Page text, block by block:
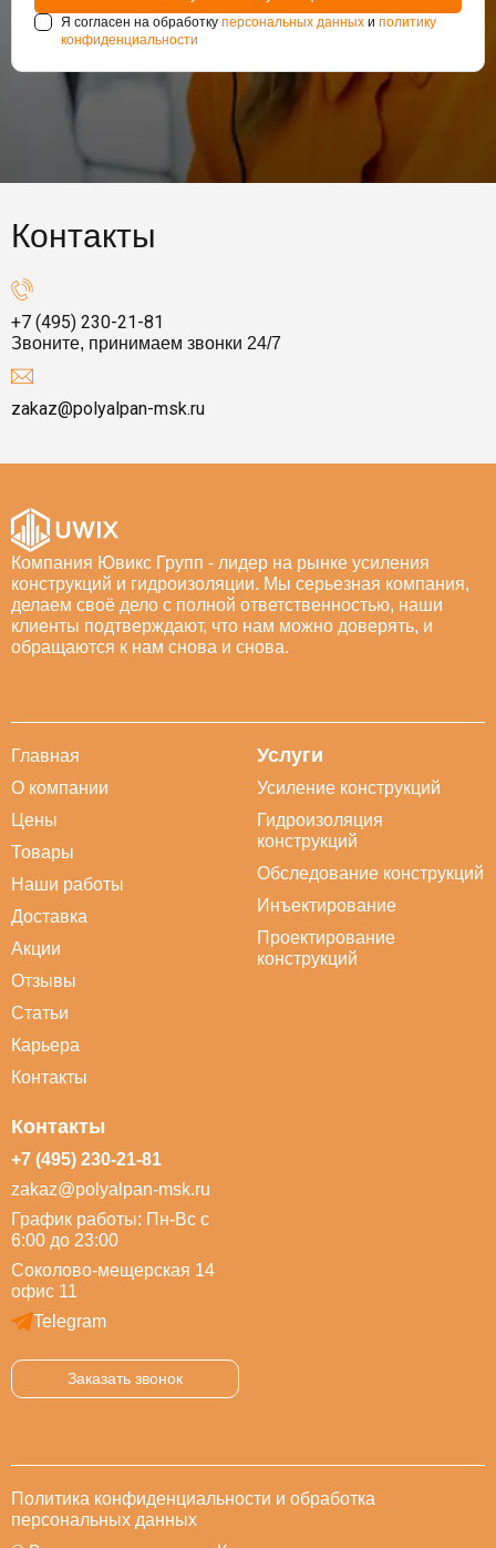
Я согласен на обработку персональных данных и политику
конфиденциальности
Контакты
+7 (495) 230-21-81
Звоните, принимаем звонки 24/7
zakaz@polyalpan-msk.ru
Компания Ювикс Групп - лидер на рынке усиления
конструкций и гидроизоляции. Мы серьезная компания,
делаем своё дело с полной ответственностью, наши
клиенты подтверждают, что нам можно доверять, и
обращаются к нам снова и снова.
Главная
О компании
Цены
Товары
Наши работы
Доставка
Акции
Отзывы
Статьи
Карьера
Контакты
Услуги
Усиление конструкций
Гидроизоляция
конструкций
Обследование конструкций
Инъектирование
Проектирование
конструкций
Контакты
+7 (495) 230-21-81
zakaz@polyalpan-msk.ru
График работы: Пн-Вс с
6:00 до 23:00
Соколово-мещерская 14
офис 11
Telegram
Заказать звонок
Политика конфиденциальности и обработка
персональных данных